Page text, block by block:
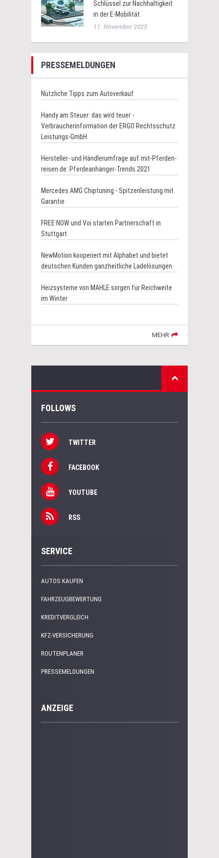
Schlüssel zur Nachhaltigkeit
in der E-Mobilität
11. November 2025
PRESSEMELDUNGEN
Nützliche Tipps zum Autoverkauf
Handy am Steuer: das wird teuer -
Verbraucherinformation der ERGO Rechtsschutz
Leistungs-GmbH
Hersteller- und Händlerumfrage auf mit-Pferden-
reisen.de: Pferdeanhänger-Trends 2021
Mercedes AMG Chiptuning - Spitzenleistung mit
Garantie
FREE NOW und Voi starten Partnerschaft in
Stuttgart
NewMotion kooperiert mit Alphabet und bietet
deutschen Kunden ganzheitliche Ladelösungen
Heizsysteme von MAHLE sorgen für Reichweite
im Winter
MEHR
FOLLOWS
TWITTER
FACEBOOK
YOUTUBE
RSS
SERVICE
AUTOS KAUFEN
FAHRZEUGBEWERTUNG
KREDITVERGLEICH
KFZ-VERSICHERUNG
ROUTENPLANER
PRESSEMELDUNGEN
ANZEIGE